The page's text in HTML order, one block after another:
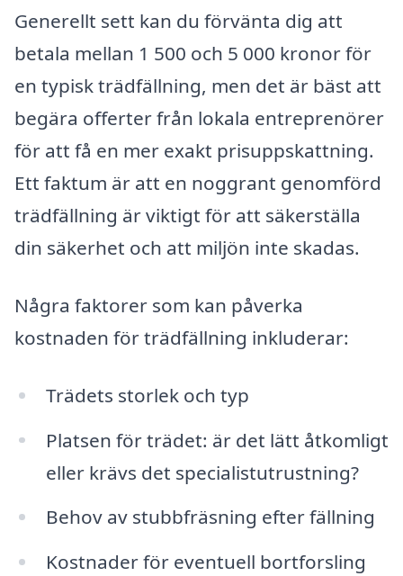
Generellt sett kan du förvänta dig att
betala mellan 1 500 och 5 000 kronor för
en typisk trädfällning, men det är bäst att
begära offerter från lokala entreprenörer
för att få en mer exakt prisuppskattning.
Ett faktum är att en noggrant genomförd
trädfällning är viktigt för att säkerställa
din säkerhet och att miljön inte skadas.
Några faktorer som kan påverka
kostnaden för trädfällning inkluderar:
Trädets storlek och typ
Platsen för trädet: är det lätt åtkomligt
eller krävs det specialistutrustning?
Behov av stubbfräsning efter fällning
Kostnader för eventuell bortforsling